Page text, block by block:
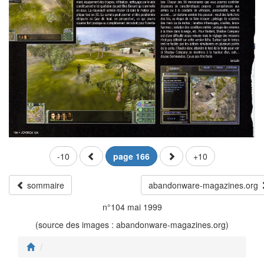
-10 page 166 +10
sommaire
abandonware-magazines.org
n°104 mai 1999
(source des images : abandonware-magazines.org)